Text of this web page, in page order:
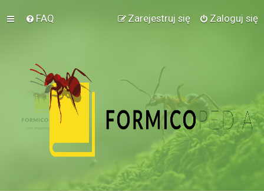
FAQ Zaloguj się
Zarejestruj się